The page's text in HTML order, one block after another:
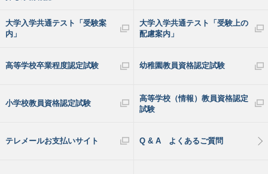
大学入学共通テスト「受験案
内」
大学入学共通テスト「受験上の
配慮案内」
高等学校卒業程度認定試験 幼稚園教員資格認定試験
小学校教員資格認定試験
高等学校（情報）教員資格認定
試験
テレメールお支払いサイト Q & A よくあるご質問